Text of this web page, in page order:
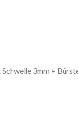
Schwelle 3mm +